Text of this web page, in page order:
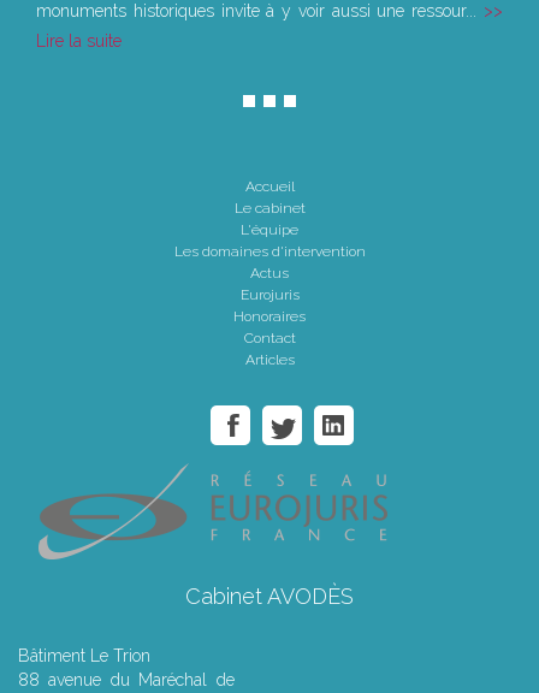
monuments historiques invite à y voir aussi une ressour...
Lire la suite
Accueil
Le cabinet
L'équipe
Les domaines d'intervention
Actus
Eurojuris
Honoraires
Contact
Articles
Cabinet AVODÈS
Bâtiment Le Trion
88 avenue du Maréchal de